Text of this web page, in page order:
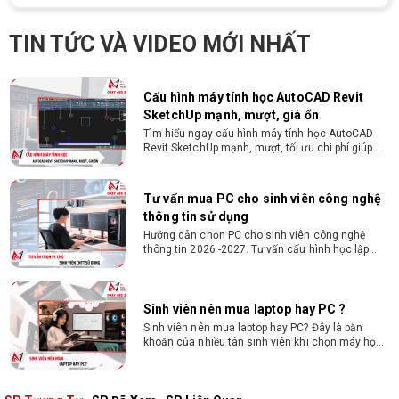
TIN TỨC VÀ VIDEO MỚI NHẤT
họa từ 2D, dựng video đến 3D
Hướng dẫn chọn PC cho sinh viên thiết kế đồ họa
từ 2D, dựng video đến 3D. Cấu hình tối ưu, dùng
Cấu hình máy tính học AutoCAD Revit
SketchUp mạnh, mượt, giá ổn
Tìm hiểu ngay cấu hình máy tính học AutoCAD
Revit SketchUp mạnh, mượt, tối ưu chi phí giúp
Tư vấn mua PC cho sinh viên công nghệ
thông tin sử dụng
Hướng dẫn chọn PC cho sinh viên công nghệ
thông tin 2026 -2027. Tư vấn cấu hình học lập
Sinh viên nên mua laptop hay PC ?
Sinh viên nên mua laptop hay PC? Đây là băn
khoăn của nhiều tân sinh viên khi chọn máy học